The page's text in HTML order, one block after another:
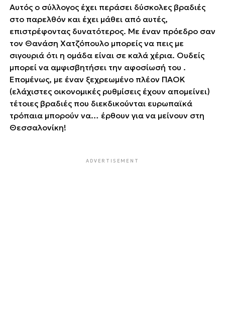
Αυτός ο σύλλογος έχει περάσει δύσκολες βραδιές
στο παρελθόν και έχει μάθει από αυτές,
επιστρέφοντας δυνατότερος. Με έναν πρόεδρο σαν
τον Θανάση Χατζόπουλο μπορείς να πεις με
σιγουριά ότι η ομάδα είναι σε καλά χέρια. Ουδείς
μπορεί να αμφισβητήσει την αφοσίωσή του .
Επομένως, με έναν ξεχρεωμένο πλέον ΠΑΟΚ
(ελάχιστες οικονομικές ρυθμίσεις έχουν απομείνει)
τέτοιες βραδιές που διεκδικούνται ευρωπαϊκά
τρόπαια μπορούν να… έρθουν για να μείνουν στη
Θεσσαλονίκη!
ADVERTISEMENT